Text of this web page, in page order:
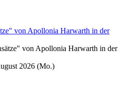
von Apollonia Harwarth in der
2026 (Mo.)